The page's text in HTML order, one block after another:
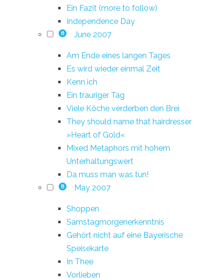
Ein Fazit (more to follow)
Independence Day
8 June 2007
Am Ende eines langen Tages
Es wird wieder einmal Zeit
Kenn ich
Ein trauriger Tag
Viele Köche verderben den Brei
They should name that hairdresser
»Heart of Gold«
Mixed Metaphors mit hohem
Unterhaltungswert
Da muss man was tun!
8 May 2007
Shoppen
Samstagmorgenerkenntnis
Gehört nicht auf eine Bayerische
Speisekarte
In Thee
Vorlieben